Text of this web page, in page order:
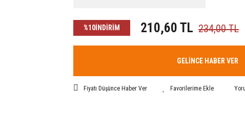
%10İNDİRİM 210,60 TL 234,00 TL
GELİNCE HABER VER
Fiyatı Düşünce Haber Ver